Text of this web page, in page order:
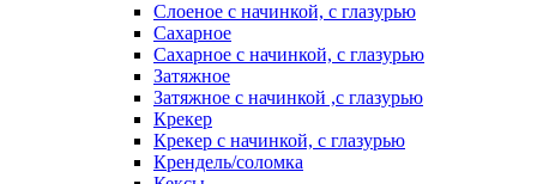
Слоеное с начинкой, с глазурью
Сахарное
Сахарное с начинкой, с глазурью
Затяжное
Затяжное с начинкой ,с глазурью
Крекер
Крекер с начинкой, с глазурью
Крендель/соломка